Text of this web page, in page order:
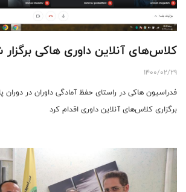
کلاس‌های آنلاین داوری ‌هاکی
1400/02/29
فدراسیون ها‌کی در راستای حفظ آمادگی داوران در دوران
برگزاری کلاس‌های آنلاین داوری اقدام کرد